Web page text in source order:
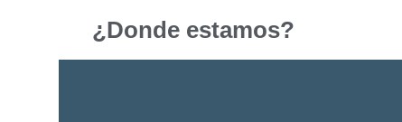
¿Donde estamos?